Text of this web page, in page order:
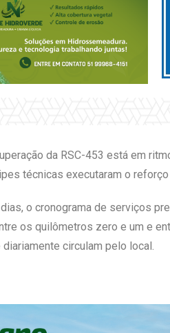
da RSC-453 está em
técnicas executaram o
o cronograma de serviços
os quilômetros zero e um e
circulam pelo local.